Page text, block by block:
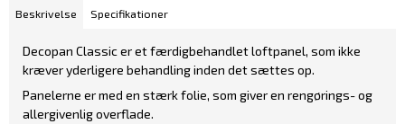
Beskrivelse Specifikationer
Decopan Classic er et færdigbehandlet loftpanel, som ikke
kræver yderligere behandling inden det sættes op.
Panelerne er med en stærk folie, som giver en rengørings- og
allergivenlig overflade.